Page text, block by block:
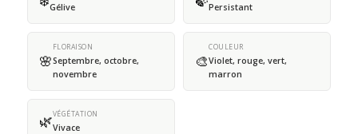
Gélive Persistant
🌸
FLORAISON
Septembre, octobre,
novembre
🎨
COULEUR
Violet, rouge, vert,
marron
🌿VÉGÉTATION
Vivace